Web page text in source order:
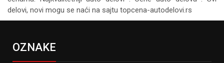
delovi, novi mogu se naći na sajtu topcena-autodelovi.rs
OZNAKE